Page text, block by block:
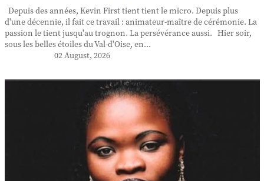
Depuis des années, Kevin First tient tient le micro. Depuis plus
d'une décennie, il fait ce travail : animateur-maître de cérémonie. La
passion le tient jusqu'au trognon. La persévérance aussi. Hier soir,
sous les belles étoiles du Val-d'Oise, en...
02 August, 2026